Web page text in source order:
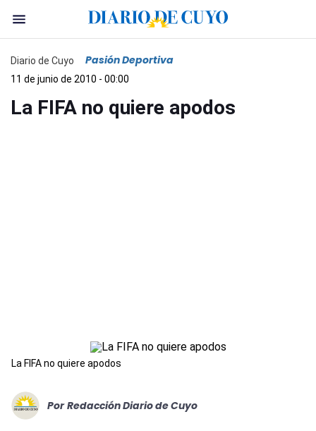
Diario de Cuyo Pasión Deportiva
11 de junio de 2010 - 00:00
La FIFA no quiere apodos
La FIFA no quiere apodos
Por Redacción Diario de Cuyo